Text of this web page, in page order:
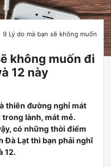
9 Lý do mà bạn sẽ không muốn đi
không muốn đi
12 này
thiên đường nghỉ mát
trong lành, mát mẻ.
có những thời điểm
Đà Lạt thì bạn phải nghĩ
12.